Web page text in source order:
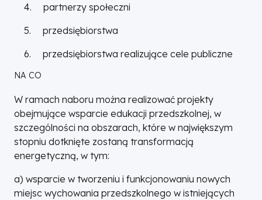
4. partnerzy społeczni
5. przedsiębiorstwa
6. przedsiębiorstwa realizujące cele publiczne
NA CO
W ramach naboru można realizować projekty
obejmujące wsparcie edukacji przedszkolnej, w
szczególności na obszarach, które w największym
stopniu dotknięte zostaną transformacją
energetyczną, w tym:
a) wsparcie w tworzeniu i funkcjonowaniu nowych
miejsc wychowania przedszkolnego w istniejących